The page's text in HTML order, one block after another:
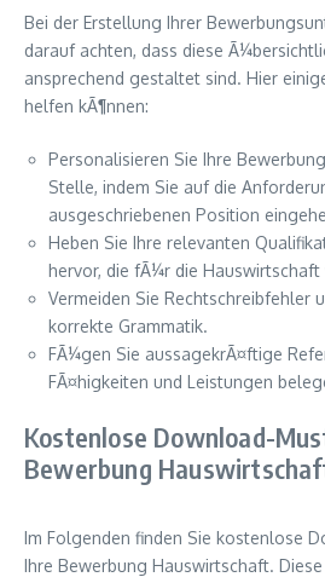
Bei der Erstellung Ihrer
darauf achten, dass diese
ansprechend gestaltet sind. Hier
helfen kÃ¶nnen:
Personalisieren Sie Ihre
Stelle, indem Sie auf die
ausgeschriebenen Position
Heben Sie Ihre relevanten
hervor, die fÃ¼r die Hauswirtschaft
Vermeiden Sie Rechtschreibfehler
korrekte Grammatik.
FÃ¼gen Sie aussagekrÃ¤ftige
FÃ¤higkeiten und Leistungen
Kostenlose Download-
Bewerbung
Im Folgenden finden Sie kostenlose
Ihre Bewerbung Hauswirtschaft.